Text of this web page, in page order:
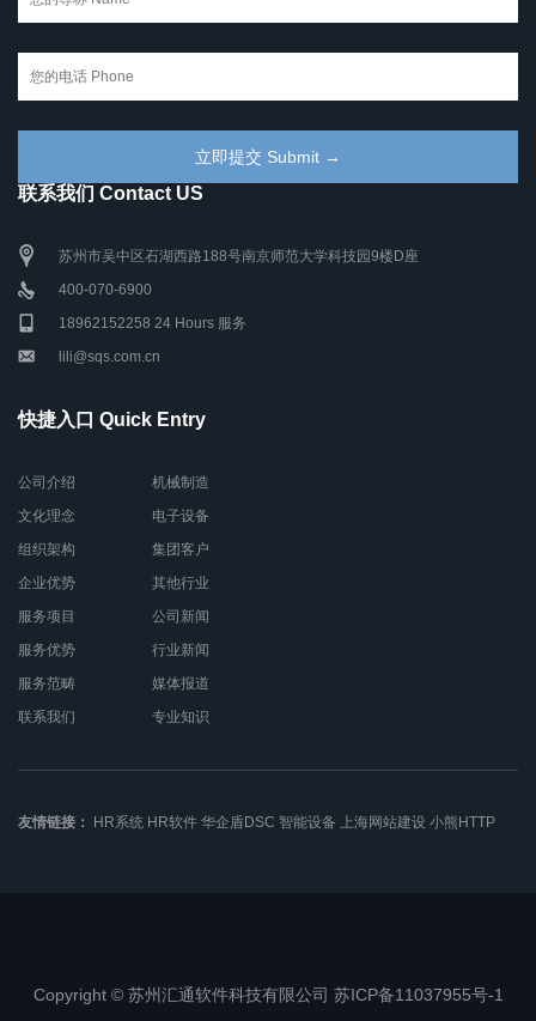
联系我们 Contact US
苏州市吴中区石湖西路188号南京师范大学科技园9楼D座
400-070-6900
18962152258 24 Hours 服务
lili@sqs.com.cn
快捷入口 Quick Entry
公司介绍
文化理念
组织架构
企业优势
服务项目
服务优势
服务范畴
联系我们
机械制造
电子设备
集团客户
其他行业
公司新闻
行业新闻
媒体报道
专业知识
友情链接： HR系统 HR软件 华企盾DSC 智能设备 上海网站建设 小熊HTTP
Copyright © 苏州汇通软件科技有限公司 苏ICP备11037955号-1